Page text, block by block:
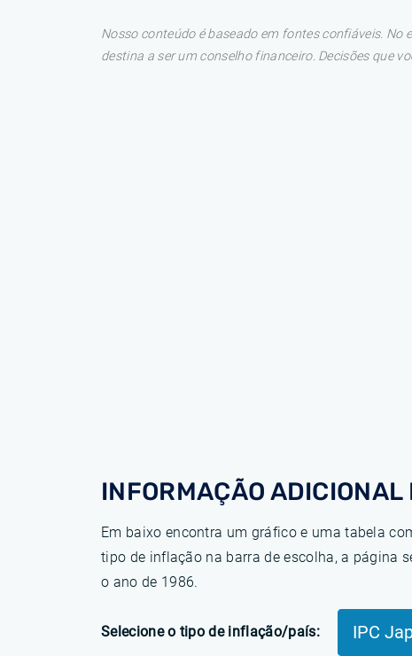
Nosso conteúdo é baseado em fontes confiáveis.
destina a ser um conselho financeiro. Decisões que
INFORMAÇÃO ADICIONAL
Em baixo encontra um gráfico e uma tabela
tipo de inflação na barra de escolha, a página
o ano de 1986.
Selecione o tipo de inflação/país: IPC